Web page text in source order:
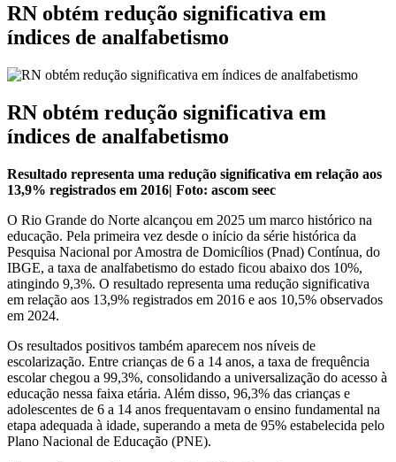
RN obtém redução significativa em
índices de analfabetismo
RN obtém redução significativa em
índices de analfabetismo
Resultado representa uma redução significativa em relação aos
13,9% registrados em 2016| Foto: ascom seec
O Rio Grande do Norte alcançou em 2025 um marco histórico na
educação. Pela primeira vez desde o início da série histórica da
Pesquisa Nacional por Amostra de Domicílios (Pnad) Contínua, do
IBGE, a taxa de analfabetismo do estado ficou abaixo dos 10%,
atingindo 9,3%. O resultado representa uma redução significativa
em relação aos 13,9% registrados em 2016 e aos 10,5% observados
em 2024.
Os resultados positivos também aparecem nos níveis de
escolarização. Entre crianças de 6 a 14 anos, a taxa de frequência
escolar chegou a 99,3%, consolidando a universalização do acesso à
educação nessa faixa etária. Além disso, 96,3% das crianças e
adolescentes de 6 a 14 anos frequentavam o ensino fundamental na
etapa adequada à idade, superando a meta de 95% estabelecida pelo
Plano Nacional de Educação (PNE).